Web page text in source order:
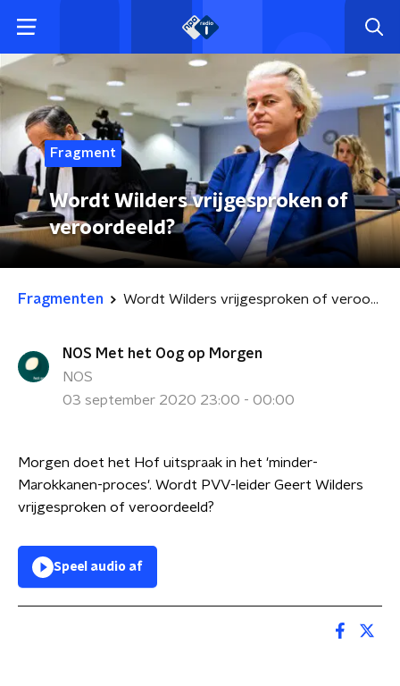
Fragment
Wordt Wilders vrijgesproken of
veroordeeld?
Fragmenten Wordt Wilders vrijgesproken of veroordeeld?
NOS Met het Oog op Morgen
NOS
03 september 2020 23:00 - 00:00
Morgen doet het Hof uitspraak in het 'minder-
Marokkanen-proces'. Wordt PVV-leider Geert Wilders
vrijgesproken of veroordeeld?
Speel audio af